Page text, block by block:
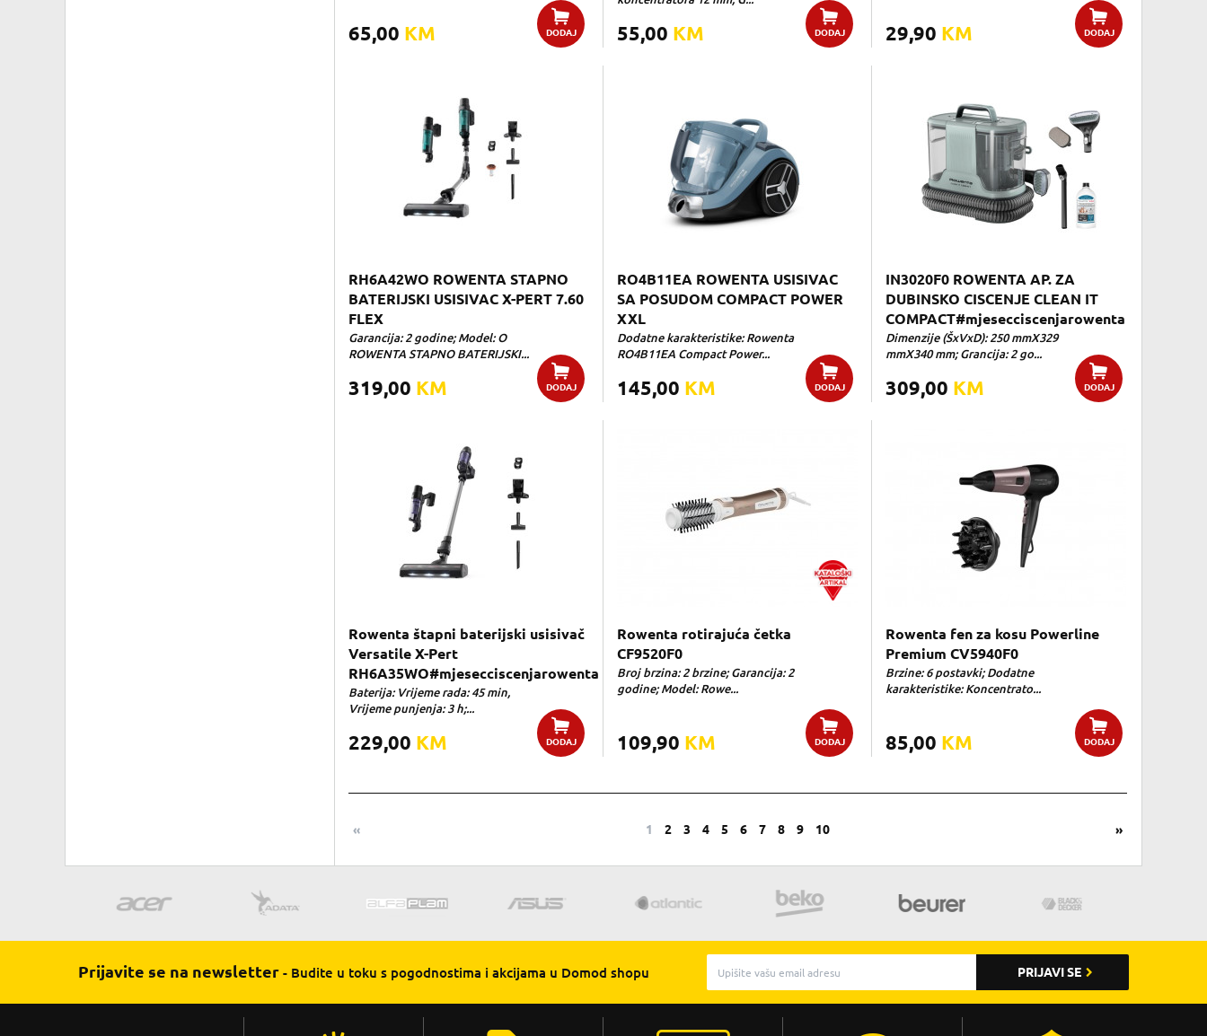
65,00 KM DODAJ 55,00 KM DODAJ 29,90 KM DODAJ
RH6A42WO ROWENTA STAPNO
BATERIJSKI USISIVAC X-PERT 7.60
FLEX
Garancija: 2 godine; Model: O
ROWENTA STAPNO BATERIJSKI...
319,00 KM DODAJ
RO4B11EA ROWENTA USISIVAC
SA POSUDOM COMPACT POWER
XXL
Dodatne karakteristike: Rowenta
RO4B11EA Compact Power...
145,00 KM DODAJ
IN3020F0 ROWENTA AP. ZA
DUBINSKO CISCENJE CLEAN IT
COMPACT#mjesecciscenjarowenta
Dimenzije (ŠxVxD): 250 mmX329
mmX340 mm; Grancija: 2 go...
309,00 KM DODAJ
Rowenta štapni baterijski usisivač
Versatile X-Pert
RH6A35WO#mjesecciscenjarowenta
Baterija: Vrijeme rada: 45 min,
Vrijeme punjenja: 3 h;...
229,00 KM DODAJ
Rowenta rotirajuća četka
CF9520F0
Broj brzina: 2 brzine; Garancija: 2
godine; Model: Rowe...
109,90 KM DODAJ
Rowenta fen za kosu Powerline
Premium CV5940F0
Brzine: 6 postavki; Dodatne
karakteristike: Koncentrato...
85,00 KM DODAJ
« 1 2 3 4 5 6 7 8 9 10 »
Prijavite se na newsletter - Budite u toku s pogodnostima i akcijama u Domod shopu PRIJAVI SE